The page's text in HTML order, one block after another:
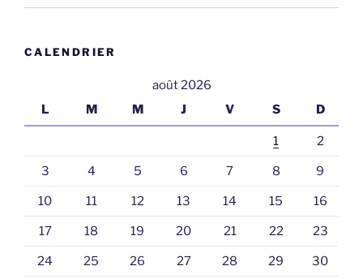
CALENDRIER
août 2026
L
M M J V S D
1 2
3 4 5 6 7 8 9
10 11 12 13 14 15 16
17 18 19 20 21 22 23
24 25 26 27 28 29 30